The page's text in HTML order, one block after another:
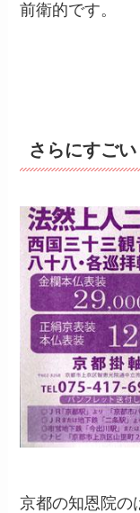
前衛的です。
さらにすご
京都の知恩院の